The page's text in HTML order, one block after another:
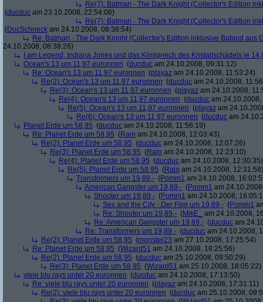
Re(7): Batman - The Dark Knight (Collector's Edition
(ducduc am 23.10.2008, 22:54:06)
Re(7): Batman - The Dark Knight (Collector's Edition
(DocSchneck am 24.10.2008, 08:38:54)
Re: Batman - The Dark Knight (Collector's Edition inklusive Batpod aus
24.10.2008, 08:38:26)
I am Legend, Indiana Jones und das Königreich des Kristallschädels je
Ocean's 13 um 11,97 euronnen (ducduc am 24.10.2008, 09:31:12)
Re: Ocean's 13 um 11,97 euronnen (playaz am 24.10.2008, 11:53:24)
Re(2): Ocean's 13 um 11,97 euronnen (ducduc am 24.10.2008,
Re(3): Ocean's 13 um 11,97 euronnen (playaz am 24.10.2008,
Re(4): Ocean's 13 um 11,97 euronnen (ducduc am
Re(5): Ocean's 13 um 11,97 euronnen (playaz am
Re(6): Ocean's 13 um 11,97 euronnen (ducduc am
Planet Erde um 58,95 (ducduc am 24.10.2008, 11:56:19)
Re: Planet Erde um 58,95 (Rain am 24.10.2008, 12:03:43)
Re(2): Planet Erde um 58,95 (ducduc am 24.10.2008, 12:07:26)
Re(3): Planet Erde um 58,95 (Rain am 24.10.2008, 12:23:10)
Re(4): Planet Erde um 58,95 (ducduc am 24.10.2008, 12:30:35)
Re(5): Planet Erde um 58,95 (Rain am 24.10.2008, 12:31:58)
Transformers um 19,89,- (Pomm1 am 24.10.2008,
American Gangster um 19,89,- (Pomm1 am
Shooter um 19,89,- (Pomm1 am 24.10.2008,
Sex and the City - Der Film um 19,89,- (Pomm1
Re: Shooter um 19,89,- (MikE_
am 24.10.2008,
Re: American Gangster um 19,89,- (ducduc am
Re: Transformers um 19,89,- (ducduc am 24.10.2008,
Re(2): Planet Erde um 58,95 (monster23 am 27.10.2008, 17:25:54)
Re: Planet Erde um 58,95 (Wizard51 am 24.10.2008, 18:25:56)
Re(2): Planet Erde um 58,95 (ducduc am 25.10.2008, 09:50:29)
Re(3): Planet Erde um 58,95 (Wizard51 am 25.10.2008, 18:05:22)
viele blu rays unter 20 euronnen (ducduc am 24.10.2008, 17:13:50)
Re: viele blu rays unter 20 euronnen (playaz am 24.10.2008, 17:31:11)
Re(2): viele blu rays unter 20 euronnen (ducduc am 25.10.2008,